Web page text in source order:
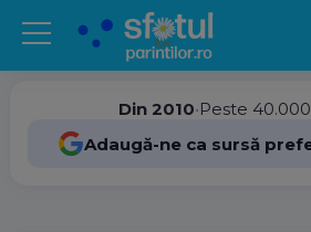
Din 2010•Peste
Adaugă-ne ca sursă